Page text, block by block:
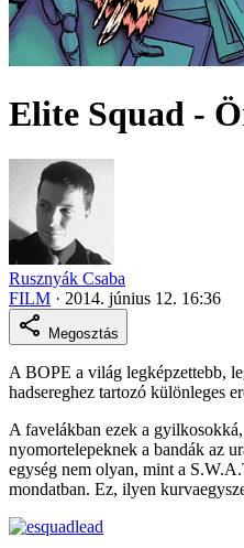
Elite Squad -
Rusznyák Csaba
FILM · 2014. június 12. 16:36
Megosztás
A BOPE a világ legképzettebb,
hadsereghez tartozó különleges
A favelákban ezek a
nyomortelepeknek a bandák az
egység nem olyan, mint a
mondatban. Ez, ilyen